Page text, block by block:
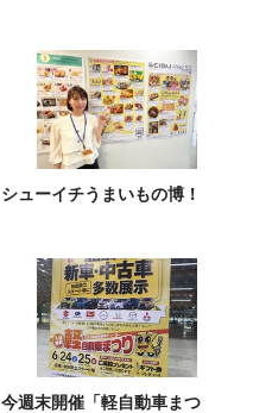
シューイチうまいもの博！
今週末開催「軽自動車まつ